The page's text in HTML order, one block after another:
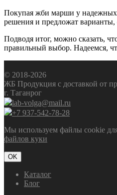
Покупая жби марши у надежных
решения и предложат
Подводя итог, можно сказать,
правильный выбор. Надеемся,
© 2018-2026
ЖБ Продукция с доставкой от
г. Таганрог
lab-volga@mail.ru
+7 937-542-78-28
Мы используем файлы cookie для
файлов куки
OK
Каталог
Блог